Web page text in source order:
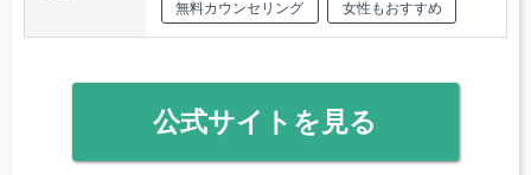
無料カウンセリング 女性もおすすめ
公式サイトを見る